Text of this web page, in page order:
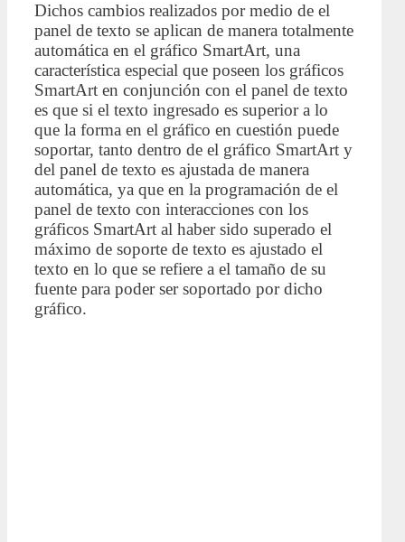
Dichos cambios realizados por medio de el
panel de texto se aplican de manera totalmente
automática en el gráfico SmartArt, una
característica especial que poseen los gráficos
SmartArt en conjunción con el panel de texto
es que si el texto ingresado es superior a lo
que la forma en el gráfico en cuestión puede
soportar, tanto dentro de el gráfico SmartArt y
del panel de texto es ajustada de manera
automática, ya que en la programación de el
panel de texto con interacciones con los
gráficos SmartArt al haber sido superado el
máximo de soporte de texto es ajustado el
texto en lo que se refiere a el tamaño de su
fuente para poder ser soportado por dicho
gráfico.